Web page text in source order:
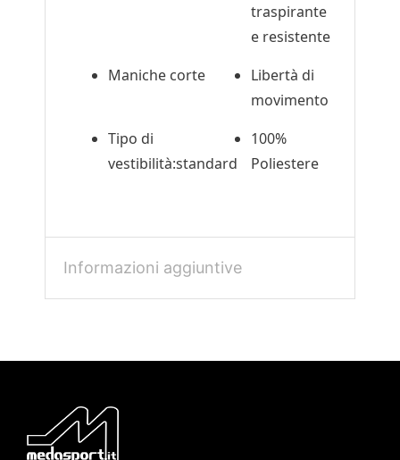
traspirante
e resistente
Maniche corte
Libertà di
movimento
Tipo di
vestibilità:standard
100%
Poliestere
Informazioni aggiuntive